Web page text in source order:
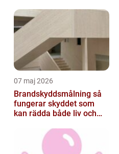
07 maj 2026
Brandskyddsmålning så
fungerar skyddet som
kan rädda både liv och